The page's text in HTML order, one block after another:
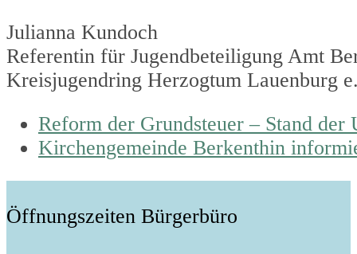
Julianna Kundoch
Referentin für Jugendbeteiligung Amt
Kreisjugendring Herzogtum Lauenburg
previous
post:
Reform der Grundsteuer – Stand der
next
Kirchengemeinde Berkenthin
Öffnungszeiten Bürgerbüro